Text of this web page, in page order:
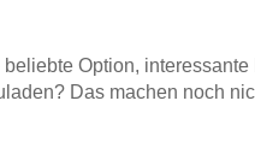
Option, interessante
Das machen noch